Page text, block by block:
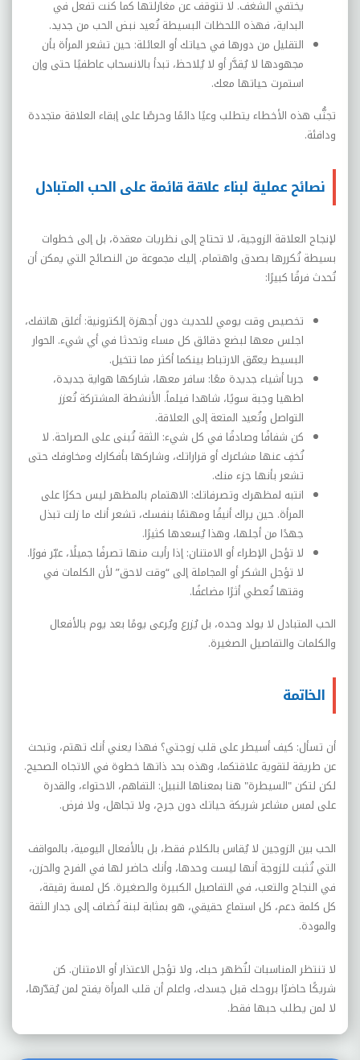
يختفي الشغف. لا تتوقف عن مغازلتها كما كنت تفعل في
البداية، فهذه اللحظات البسيطة تُعيد نبض الحب من جديد.
التقليل من دورها في حياتك أو العائلة: حين تشعر المرأة بأن
مجهودها لا يُقدَّر أو لا يُلاحظ، تبدأ بالانسحاب عاطفيًا حتى وإن
استمرت حياتها معك.
تجنُّب هذه الأخطاء يتطلب وعيًا دائمًا وحرصًا على إبقاء العلاقة متجددة
ودافئة.
نصائح عملية لبناء علاقة قائمة على الحب المتبادل
لإنجاح العلاقة الزوجية، لا تحتاج إلى نظريات معقدة، بل إلى خطوات
بسيطة تُكررها بصدق واهتمام. إليك مجموعة من النصائح التي يمكن أن
تُحدث فرقًا كبيرًا:
تخصيص وقت يومي للحديث دون أجهزة إلكترونية: أغلق هاتفك،
اجلس معها لبضع دقائق كل مساء وتحدثا في أي شيء. الحوار
البسيط يعمّق الارتباط بينكما أكثر مما تتخيل.
جربا أشياء جديدة معًا: سافر معها، شاركها هواية جديدة،
اطهيا وجبة سويًا، شاهدا فيلماً. الأنشطة المشتركة تُعزز
التواصل وتُعيد المتعة إلى العلاقة.
كن شفافًا وصادقًا في كل شيء: الثقة تُبنى على الصراحة. لا
تُخفِ عنها مشاعرك أو قراراتك، وشاركها بأفكارك ومخاوفك حتى
تشعر بأنها جزء منك.
انتبه لمظهرك وتصرفاتك: الاهتمام بالمظهر ليس حكرًا على
المرأة. حين يراك أنيقًا ومهتمًا بنفسك، تشعر أنك ما زلت تبذل
جهدًا من أجلها، وهذا يُسعدها كثيرًا.
لا تؤجل الإطراء أو الامتنان: إذا رأيت منها تصرفًا جميلًا، عبّر فورًا.
لا تؤجل الشكر أو المجاملة إلى “وقت لاحق” لأن الكلمات في
وقتها تُعطي أثرًا مضاعفًا.
الحب المتبادل لا يولد وحده، بل يُزرع ويُرعى يومًا بعد يوم بالأفعال
والكلمات والتفاصيل الصغيرة.
الخاتمة
أن تسأل: كيف أسيطر على قلب زوجتي؟ فهذا يعني أنك تهتم، وتبحث
عن طريقة لتقوية علاقتكما، وهذه بحد ذاتها خطوة في الاتجاه الصحيح.
لكن لتكن "السيطرة" هنا بمعناها النبيل: التفاهم، الاحتواء، والقدرة
على لمس مشاعر شريكة حياتك دون جرح، ولا تجاهل، ولا فرض.
الحب بين الزوجين لا يُقاس بالكلام فقط، بل بالأفعال اليومية، بالمواقف
التي تُثبت للزوجة أنها ليست وحدها، وأنك حاضر لها في الفرح والحزن،
في النجاح والتعب، في التفاصيل الكبيرة والصغيرة. كل لمسة رقيقة،
كل كلمة دعم، كل استماع حقيقي، هو بمثابة لبنة تُضاف إلى جدار الثقة
والمودة.
لا تنتظر المناسبات لتُظهر حبك، ولا تؤجل الاعتذار أو الامتنان. كن
شريكًا حاضرًا بروحك قبل جسدك، واعلم أن قلب المرأة يفتح لمن يُقدّرها،
لا لمن يطلب حبها فقط.